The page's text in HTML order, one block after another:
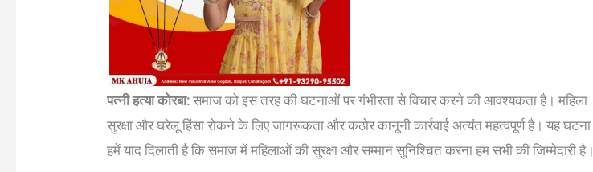
पत्नी हत्या कोरबा: समाज को इस तरह की घटनाओं पर गंभीरता से विचार करने की आवश्यकता है। महिला
सुरक्षा और घरेलू हिंसा रोकने के लिए जागरूकता और कठोर कानूनी कार्रवाई अत्यंत महत्वपूर्ण है। यह घटना
हमें याद दिलाती है कि समाज में महिलाओं की सुरक्षा और सम्मान सुनिश्चित करना हम सभी की जिम्मेदारी है।